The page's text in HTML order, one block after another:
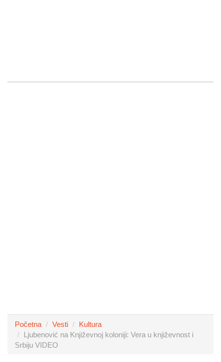
Početna Vesti
Kultura
Ljubenović na Književnoj koloniji: Vera u književnost i
Srbiju VIDEO